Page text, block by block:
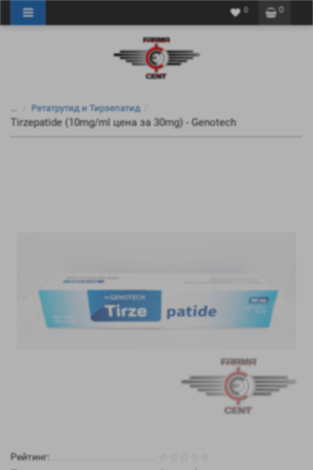
0
0
Ретатрутид и Тирзепатид
Tirzepatide (10mg/ml цена за 30mg) - Genotech
Рейтинг: